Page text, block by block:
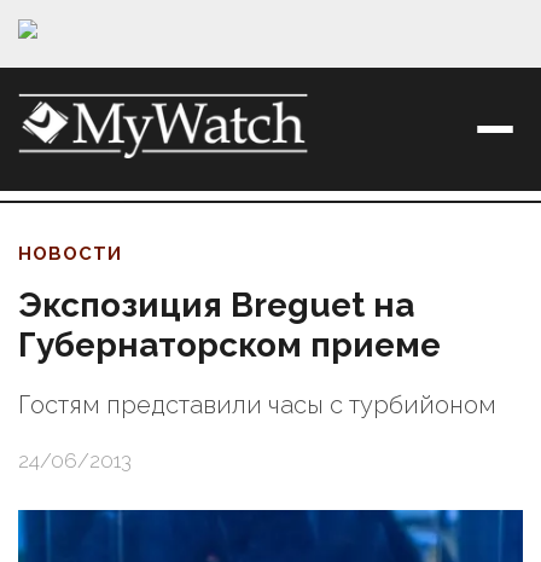
НОВОСТИ
Экспозиция Breguet на
Губернаторском приеме
Гостям представили часы с турбийоном
24/06/2013